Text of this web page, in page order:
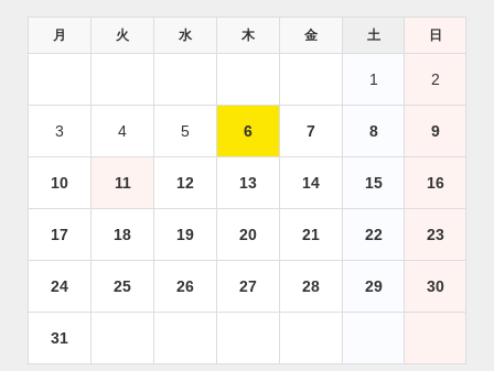
月 火 水 木 金 土 日
1 2
3 4 5 6 7 8 9
10 11 12 13 14 15 16
17 18 19 20 21 22 23
24 25 26 27 28 29 30
31